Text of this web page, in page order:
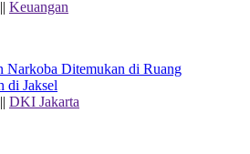
Keuangan
Narkoba Ditemukan di Ruang
di Jaksel
DKI Jakarta